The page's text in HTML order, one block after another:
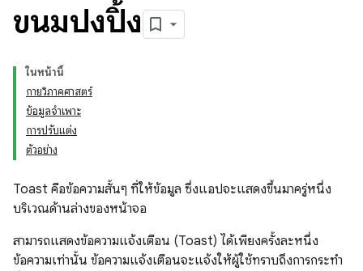
ขนมปังปิ้ง
ในหน้านี้
กายวิภาคศาสตร์
ข้อมูลจำเพาะ
การปรับแต่ง
ตัวอย่าง
Toast คือข้อความสั้นๆ ที่ให้ข้อมูล ซึ่งแอปจะแสดงขึ้นมาครู่หนึ่ง
บริเวณด้านล่างของหน้าจอ
สามารถแสดงข้อความแจ้งเตือน (Toast) ได้เพียงครั้งละหนึ่ง
ข้อความเท่านั้น ข้อความแจ้งเตือนจะแจ้งให้ผู้ใช้ทราบถึงการกระทำ